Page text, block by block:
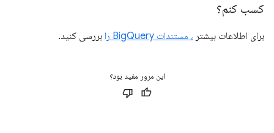
کسب کنم؟
برای اطلاعات بیشتر ، مستندات BigQuery را بررسی کنید.
این مرور مفید بود؟